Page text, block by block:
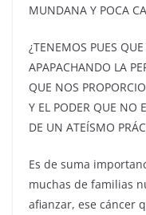
MUNDANA Y POCA
¿TENEMOS PUES
APAPACHANDO LA
QUE NOS
Y EL PODER QUE NO
DE UN ATEÍSMO
Es de suma
muchas de familias
afianzar, ese cáncer